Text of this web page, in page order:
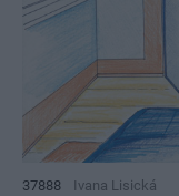
37888 Ivana Lisická